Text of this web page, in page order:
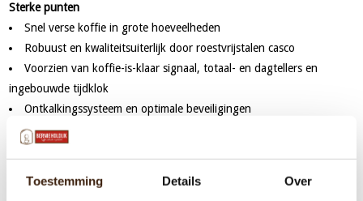
Toestemming Details Over
Sterke punten
Snel verse koffie in grote hoeveelheden
Robuust en kwaliteitsuiterlijk door roestvrijstalen casco
Voorzien van koffie-is-klaar signaal, totaal- en dagtellers en
ingebouwde tijdklok
Ontkalkingssysteem en optimale beveiligingen
Koffie van constante kwaliteit: De containers bewaken de
kwaliteit van de koffie
Specificaties